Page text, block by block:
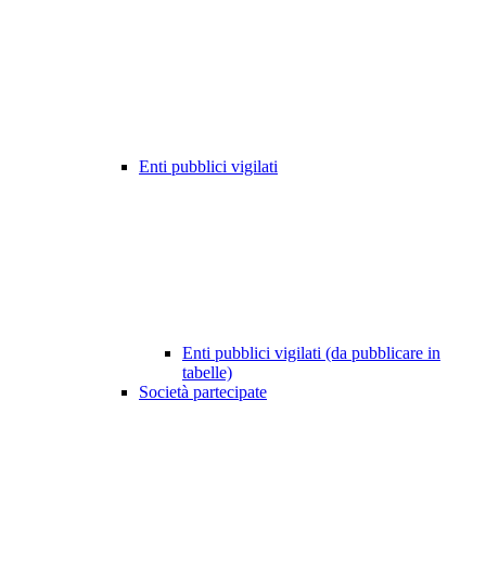
Enti pubblici vigilati
Enti pubblici vigilati (da pubblicare in
tabelle)
Società partecipate